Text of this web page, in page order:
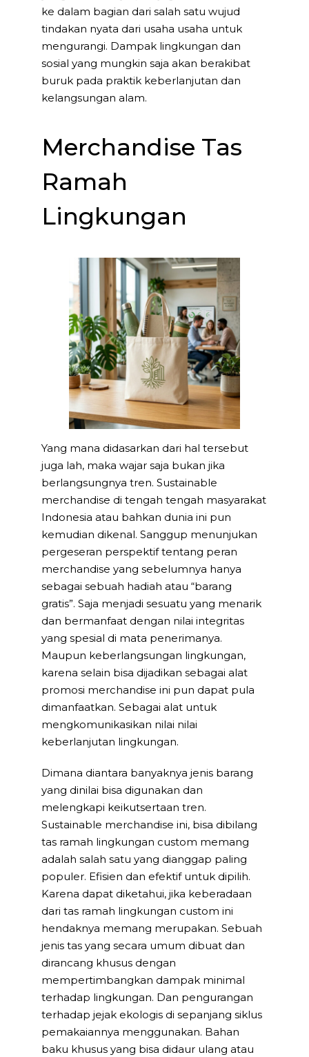
ke dalam bagian dari salah satu wujud
tindakan nyata dari usaha usaha untuk
mengurangi. Dampak lingkungan dan
sosial yang mungkin saja akan berakibat
buruk pada praktik keberlanjutan dan
kelangsungan alam.
Merchandise Tas
Ramah
Lingkungan
Yang mana didasarkan dari hal tersebut
juga lah, maka wajar saja bukan jika
berlangsungnya tren. Sustainable
merchandise di tengah tengah masyarakat
Indonesia atau bahkan dunia ini pun
kemudian dikenal. Sanggup menunjukan
pergeseran perspektif tentang peran
merchandise yang sebelumnya hanya
sebagai sebuah hadiah atau “barang
gratis”. Saja menjadi sesuatu yang menarik
dan bermanfaat dengan nilai integritas
yang spesial di mata penerimanya.
Maupun keberlangsungan lingkungan,
karena selain bisa dijadikan sebagai alat
promosi merchandise ini pun dapat pula
dimanfaatkan. Sebagai alat untuk
mengkomunikasikan nilai nilai
keberlanjutan lingkungan.
Dimana diantara banyaknya jenis barang
yang dinilai bisa digunakan dan
melengkapi keikutsertaan tren.
Sustainable merchandise ini, bisa dibilang
tas ramah lingkungan custom memang
adalah salah satu yang dianggap paling
populer. Efisien dan efektif untuk dipilih.
Karena dapat diketahui, jika keberadaan
dari tas ramah lingkungan custom ini
hendaknya memang merupakan. Sebuah
jenis tas yang secara umum dibuat dan
dirancang khusus dengan
mempertimbangkan dampak minimal
terhadap lingkungan. Dan pengurangan
terhadap jejak ekologis di sepanjang siklus
pemakaiannya menggunakan. Bahan
baku khusus yang bisa didaur ulang atau